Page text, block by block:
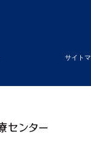
サイト